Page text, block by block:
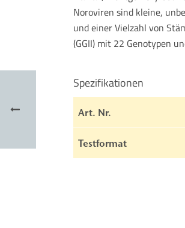
Noroviren sind kleine,
und einer Vielzahl von
(GGII) mit 22 Genotypen
Spezifikationen
Art. Nr.
Testformat